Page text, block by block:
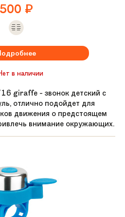
500 ₽
в наличии
giraffe - звонок детский с
отлично подойдет для
движения о предстоящем
внимание окружающих.